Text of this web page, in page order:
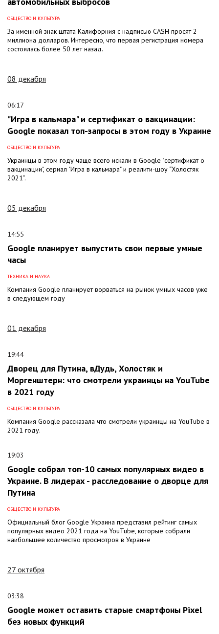
ОБЩЕСТВО И КУЛЬТУРА
За именной знак штата Калифорния с надписью CASH просят 2
миллиона долларов. Интересно, что первая регистрация номера
состоялась более 50 лет назад.
08 декабря
06:17
"Игра в кальмара" и сертификат о вакцинации:
Google показал топ-запросы в этом году в Украине
ОБЩЕСТВО И КУЛЬТУРА
Украинцы в этом году чаще всего искали в Google "сертификат о
вакцинации", сериал "Игра в кальмара" и реалити-шоу “Холостяк
2021”.
05 декабря
14:55
Google планирует выпустить свои первые умные
часы
ТЕХНИКА И НАУКА
Компания Google планирует ворваться на рынок умных часов уже
в следующем году
01 декабря
19:44
Дворец для Путина, вДудь, Холостяк и
Моргенштерн: что смотрели украинцы на YouTube
в 2021 году
ОБЩЕСТВО И КУЛЬТУРА
Компания Google рассказала что смотрели украинцы на YouTube в
2021 году.
19:03
Google собрал топ-10 самых популярных видео в
Украине. В лидерах - расследование о дворце для
Путина
ОБЩЕСТВО И КУЛЬТУРА
Официальный блог Google Украина представил рейтинг самых
популярных видео 2021 года на YouTube, которые собрали
наибольшее количество просмотров в Украине
27 октября
03:38
Google может оставить старые смартфоны Pixel
без новых функций